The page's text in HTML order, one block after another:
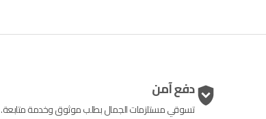
دفع آمن
تسوقي مستلزمات الجمال بطلب موثوق وخدمة متابعة.